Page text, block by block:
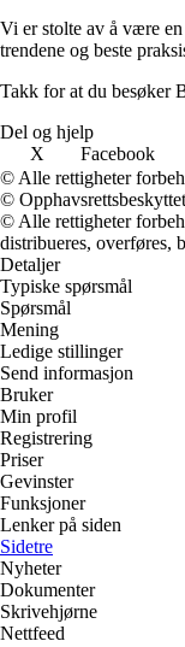
Vi er stolte av å være
trendene og beste
Takk for at du besøker
Del og hjelp
X
Facebook
© Alle rettigheter
©
© Alle rettigheter
distribueres, overføres,
Detaljer
Typiske spørsmål
Spørsmål
Mening
Ledige stillinger
Send informasjon
Bruker
Min profil
Registrering
Priser
Gevinster
Funksjoner
Lenker på siden
Sidetre
Nyheter
Dokumenter
Skrivehjørne
Nettfeed